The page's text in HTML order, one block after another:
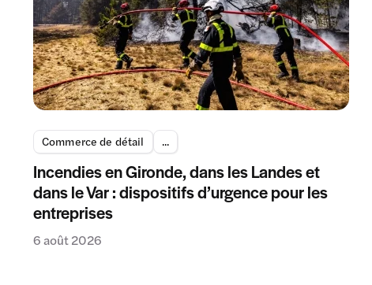
Commerce de détail ...
Incendies en Gironde, dans les Landes et
dans le Var : dispositifs d’urgence pour les
entreprises
6 août 2026